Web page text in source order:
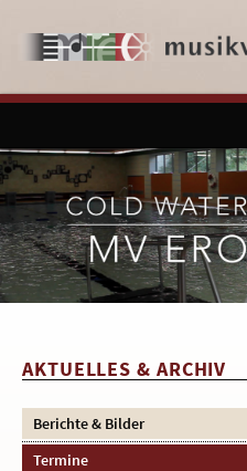
AKTUELLES & ARCHIV
Berichte & Bilder
Termine